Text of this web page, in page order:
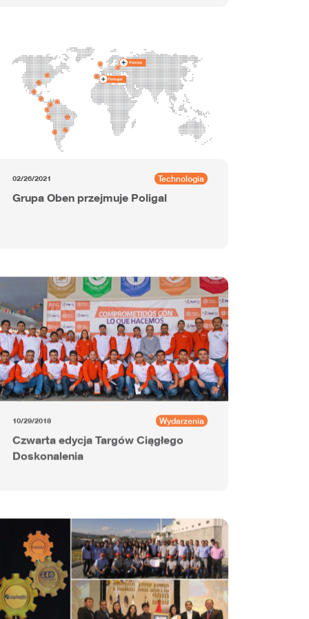
02/26/2021 Technologia
Grupa Oben przejmuje Poligal
10/29/2018 Wydarzenia
Czwarta edycja Targów Ciągłego
Doskonalenia